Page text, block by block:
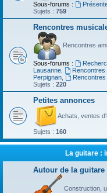
Sous-forums :
Sujets : 759
Rencontres
Rencontres
Sous-forums :
Lausanne
Rencontres
Perpignan
Rencontres
Sujets : 220
Petites annonces
Achats, ventes
Sujets : 160
La guitare :
Autour de la guitare
Construction,